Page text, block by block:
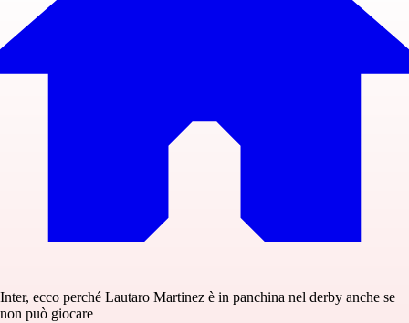
Inter, ecco perché Lautaro Martinez è in panchina nel derby anche se
non può giocare